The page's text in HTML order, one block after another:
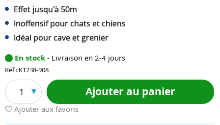
Effet jusqu'à 50m
Inoffensif pour chats et chiens
Idéal pour cave et grenier
En stock - Livraison en 2-4 jours
Réf : KT238-908
1 Ajouter au panier
Ajouter aux favoris